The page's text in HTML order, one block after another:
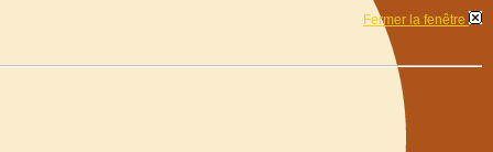
Fermer la fenêtre